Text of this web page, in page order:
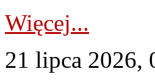
Więcej...
21 lipca 2026,